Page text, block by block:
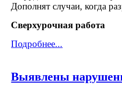
Дополнят случаи, когда
Сверхурочная работа
Подробнее...
Выявлены